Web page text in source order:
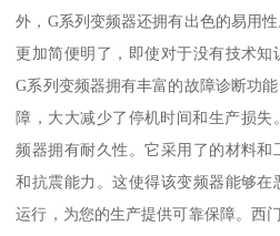
外，G系列变频器还拥有出色的易用
更加简便明了，即使对于没有技术知
G系列变频器拥有丰富的故障诊断功
障，大大减少了停机时间和生产损
频器拥有耐久性。它采用了的材料
和抗震能力。这使得该变频器能够
运行，为您的生产提供可靠保障。西